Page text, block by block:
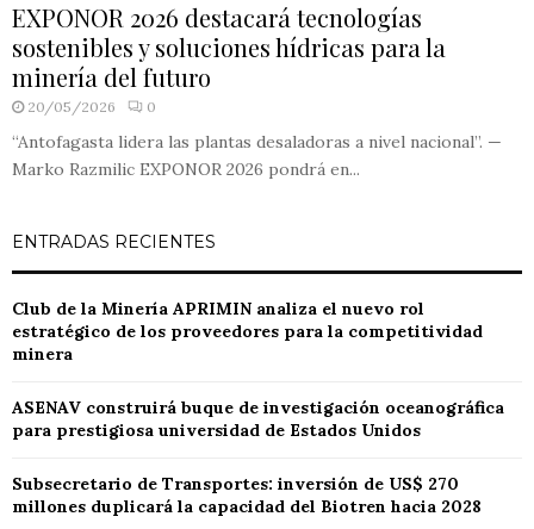
EXPONOR 2026 destacará tecnologías
sostenibles y soluciones hídricas para la
minería del futuro
20/05/2026 0
“Antofagasta lidera las plantas desaladoras a nivel nacional”. —
Marko Razmilic EXPONOR 2026 pondrá en...
ENTRADAS RECIENTES
Club de la Minería APRIMIN analiza el nuevo rol
estratégico de los proveedores para la competitividad
minera
ASENAV construirá buque de investigación oceanográfica
para prestigiosa universidad de Estados Unidos
Subsecretario de Transportes: inversión de US$ 270
millones duplicará la capacidad del Biotren hacia 2028